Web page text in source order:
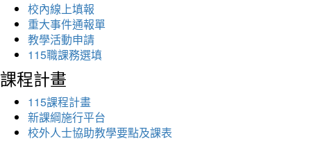
校內線上填報
重大事件通報單
教學活動申請
115職課務選填
課程計畫
115課程計畫
新課綱施行平台
校外人士協助教學要點及課表